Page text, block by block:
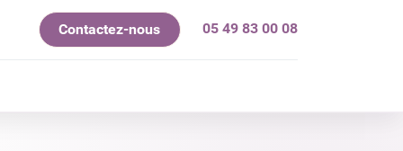
Contactez-nous 05 49 83 00 08